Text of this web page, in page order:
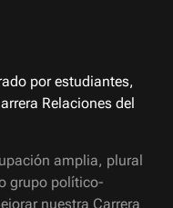
por estudiantes,
Relaciones del
amplia, plural
grupo político-
nuestra Carrera